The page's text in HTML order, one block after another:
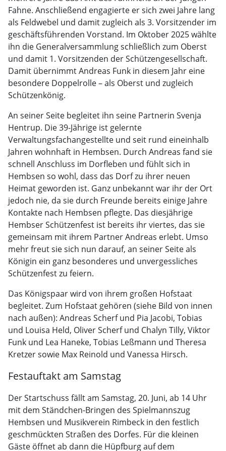
Fahne. Anschließend engagierte er sich zwei Jahre lang
als Feldwebel und damit zugleich als 3. Vorsitzender im
geschäftsführenden Vorstand. Im Oktober 2025 wählte
ihn die Generalversammlung schließlich zum Oberst
und damit 1. Vorsitzenden der Schützengesellschaft.
Damit übernimmt Andreas Funk in diesem Jahr eine
besondere Doppelrolle – als Oberst und zugleich
Schützenkönig.
An seiner Seite begleitet ihn seine Partnerin Svenja
Hentrup. Die 39-Jährige ist gelernte
Verwaltungsfachangestellte und seit rund eineinhalb
Jahren wohnhaft in Hembsen. Durch Andreas fand sie
schnell Anschluss im Dorfleben und fühlt sich in
Hembsen so wohl, dass das Dorf zu ihrer neuen
Heimat geworden ist. Ganz unbekannt war ihr der Ort
jedoch nie, da sie durch Freunde bereits einige Jahre
Kontakte nach Hembsen pflegte. Das diesjährige
Hembser Schützenfest ist bereits ihr viertes, das sie
gemeinsam mit ihrem Partner Andreas erlebt. Umso
mehr freut sie sich nun darauf, an seiner Seite als
Königin ein ganz besonderes und unvergessliches
Schützenfest zu feiern.
Das Königspaar wird von ihrem großen Hofstaat
begleitet. Zum Hofstaat gehören (siehe Bild von innen
nach außen): Andreas Scherf und Pia Jacobi, Tobias
und Louisa Held, Oliver Scherf und Chalyn Tilly, Viktor
Funk und Lea Haneke, Tobias Leßmann und Theresa
Kretzer sowie Max Reinold und Vanessa Hirsch.
Festauftakt am Samstag
Der Startschuss fällt am Samstag, 20. Juni, ab 14 Uhr
mit dem Ständchen-Bringen des Spielmannszug
Hembsen und Musikverein Rimbeck in den festlich
geschmückten Straßen des Dorfes. Für die kleinen
Gäste öffnet ab dann die Hüpfburg auf dem